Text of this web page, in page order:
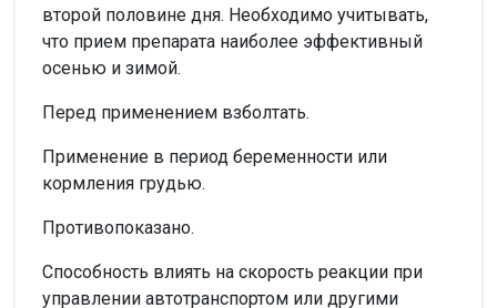
второй половине дня. Необходимо учитывать,
что прием препарата наиболее эффективный
осенью и зимой.
Перед применением взболтать.
Применение в период беременности или
кормления грудью.
Противопоказано.
Способность влиять на скорость реакции при
управлении автотранспортом или другими